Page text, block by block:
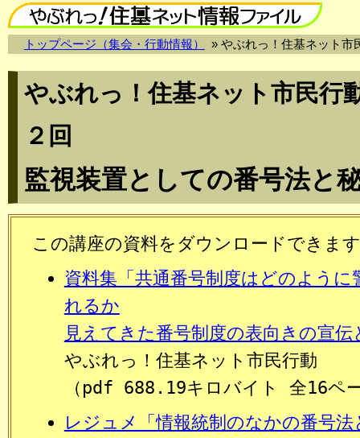
トップページ（集会・行動情報） » やぶれっ！住基ネット
やぶれっ！住基ネット市民
２回
監視装置としての番号法と
この講座の資料をダウンロードできま
資料集「共通番号制度はどのように
れるか
見えてきた番号制度の表向きの宣伝
やぶれっ！住基ネット市民行動
（pdf 688.19キロバイト 全16ペ
レジュメ「情報統制のなかの番号法